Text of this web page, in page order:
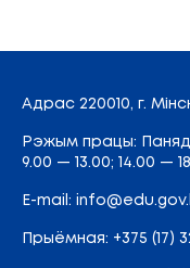
Адрас 220010, г.
Рэжым працы:
9.00 — 13.00; 14.00 —
E-mail:
Прыёмная: +375 (17)